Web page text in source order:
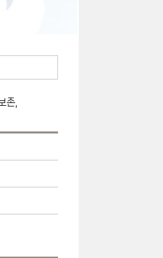
존,